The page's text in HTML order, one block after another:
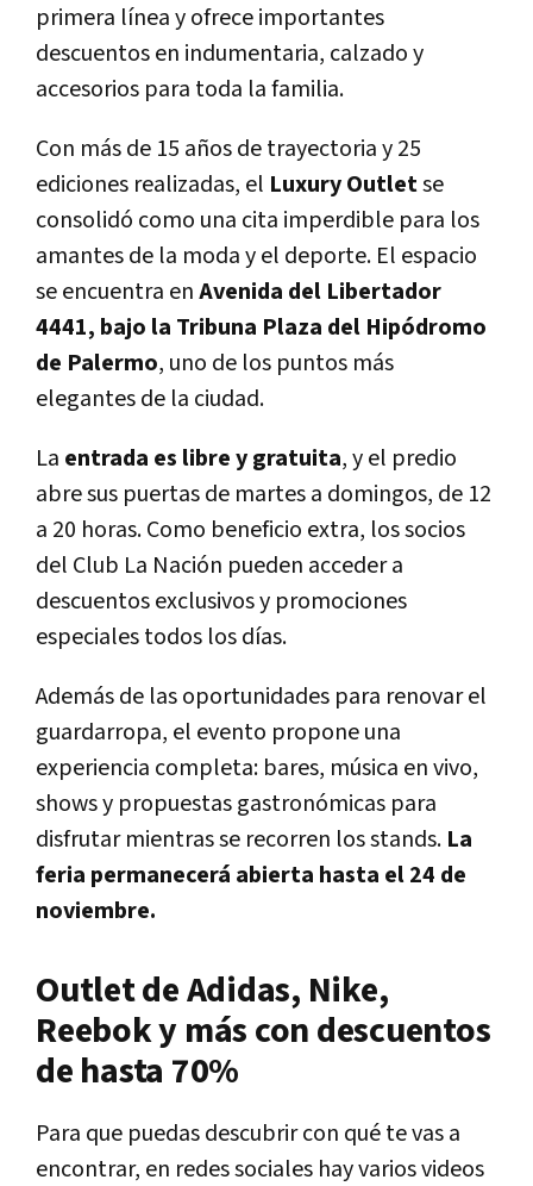
primera línea y ofrece importantes
descuentos en indumentaria, calzado y
accesorios para toda la familia.
Con más de 15 años de trayectoria y 25
ediciones realizadas, el Luxury Outletse
consolidó como una cita imperdible para los
amantes de la moda y el deporte. El espacio
se encuentra enAvenida del Libertador
4441, bajo la Tribuna Plaza del Hipódromo
de Palermo, uno de los puntos más
elegantes de la ciudad.
La entrada es libre y gratuita, y el predio
abre sus puertas de martes a domingos, de 12
a 20 horas. Como beneficio extra, los socios
del Club La Nación pueden acceder a
descuentos exclusivos y promociones
especiales todos los días.
Además de las oportunidades para renovar el
guardarropa, el evento propone una
experiencia completa: bares, música en vivo,
shows y propuestas gastronómicas para
disfrutar mientras se recorren los stands. La
feria permanecerá abierta hasta el 24 de
noviembre.
Outlet de Adidas, Nike,
Reebok y más con descuentos
de hasta 70%
Para que puedas descubrir con qué te vas a
encontrar, en redes sociales hay varios videos